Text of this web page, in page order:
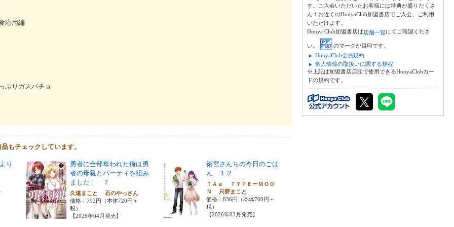
応用編
ぷりガスパチョ
もチェックしています。
り
勇者に全部奪われた俺は勇
者の母親とパーティを組み
ました！ ７
久遠まこと 石のやっさん
価格：792円（本体720円＋
税）
【2026年04月発売】
衛宮さんちの今日のごは
ん １２
ＴＡａ ＴＹＰＥーＭＯＯ
Ｎ 只野まこと
価格：836円（本体760円＋
税）
【2026年03月発売】
す。ご入会いただいたお客様には特典が盛りだくさ
ん！お近くのHonyaClub加盟書店でご入会、ご利用
いただけます。
Honya Club加盟書店は店舗一覧にてご確認くださ
い。
のマークが目印です。
HonyaClub会員規約
個人情報の取扱いに関する規程
※上記は加盟書店店頭で使用できるHonyaClubカー
ドの規約です。